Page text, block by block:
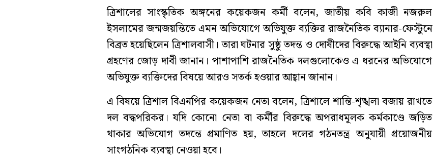
ত্রিশালের সাংস্কৃতিক অঙ্গনের কয়েকজন কর্মী বলেন, জাতীয় কবি কাজী নজরুল
ইসলামের জন্মজয়ন্তিতে এমন অভিযোগে অভিযুক্ত ব্যক্তির রাজনৈতিক ব্যানার-ফেস্টুনে
বিব্রত হয়েছিলেন ত্রিশালবাসী। তারা ঘটনার সুষ্ঠু তদন্ত ও দোষীদের বিরুদ্ধে আইনি ব্যবস্থা
গ্রহণের জোড় দাবী জানান। পাশাপাশি রাজনৈতিক দলগুলোকেও এ ধরনের অভিযোগে
অভিযুক্ত ব্যক্তিদের বিষয়ে আরও সতর্ক হওয়ার আহ্বান জানান।
এ বিষয়ে ত্রিশাল বিএনপির কয়েকজন নেতা বলেন, ত্রিশালে শান্তি-শৃঙ্খলা বজায় রাখতে
দল বদ্ধপরিকর। যদি কোনো নেতা বা কর্মীর বিরুদ্ধে অপরাধমূলক কর্মকাণ্ডে জড়িত
থাকার অভিযোগ তদন্তে প্রমাণিত হয়, তাহলে দলের গঠনতন্ত্র অনুযায়ী প্রয়োজনীয়
সাংগঠনিক ব্যবস্থা নেওয়া হবে।